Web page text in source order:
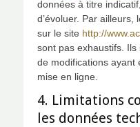
données à titre
d’évoluer. Par
sur le site http://
sont pas exhaustifs.
de modifications ayant
mise en ligne.
4. Limitations
les données